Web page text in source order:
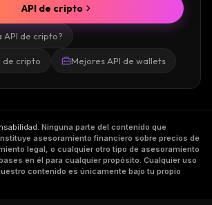
API de cripto?
de cripto Mejores API de wallets
API de cripto
. Ninguna parte del contenido que
asesoramiento financiero sobre precios de
legal, o cualquier otro tipo de asesoramiento
en él para cualquier propósito. Cualquier uso
contenido es únicamente bajo tu propio